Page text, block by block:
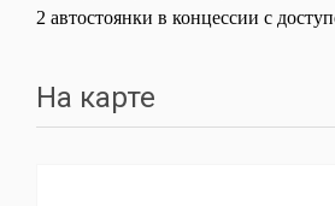
2 автостоянки в концессии с
На карте